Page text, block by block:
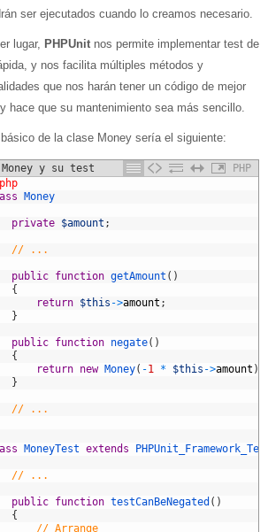
ser ejecutados cuando lo creamos necesario.
lugar, PHPUnit nos permite implementar test de
y nos facilita múltiples métodos y
que nos harán tener un código de mejor
hace que su mantenimiento sea más sencillo.
de la clase Money sería el siguiente:
y su test
PHP
Money
private $amount ;
// ...
public function getAmount ( )
{
return $this ->amount ;
}
public function negate( )
{
return new Money( -1 * $this ->amount )
}
// ...
MoneyTest extends
// ...
public function testCanBeNegated ( )
{
// Arrange